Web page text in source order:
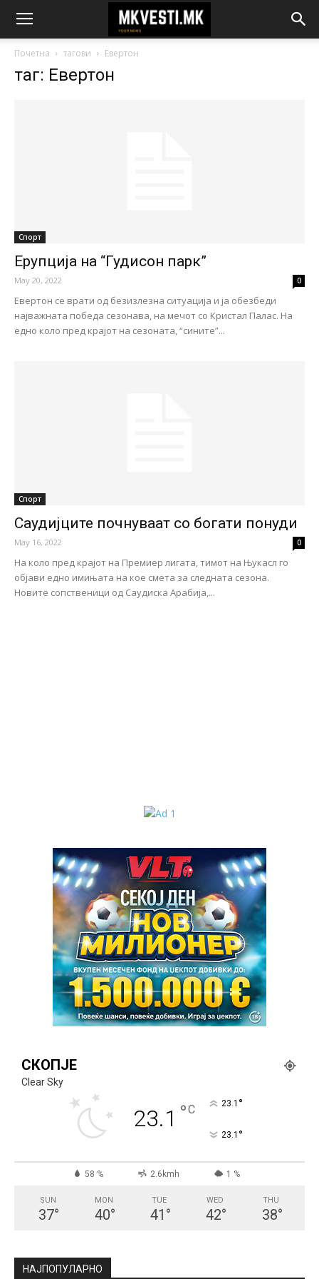
Почетна тагови Евертон
таг: Евертон
Спорт
Ерупција на “Гудисон парк”
May 20, 2022 0
Евертон се врати од безизлезна ситуација и ја обезбеди
најважната победа сезонава, на мечот со Кристал Палас. На
едно коло пред крајот на сезоната, “сините”...
Спорт
Саудијците почнуваат со богати понуди
May 16, 2022 0
На коло пред крајот на Премиер лигата, тимот на Њукасл го
објави едно имињата на кое смета за следната сезона.
Новите сопственици од Саудиска Арабија,...
СКОПЈЕ
Clear Sky
23.1 °C 23.1 °
23.1 °
58 % 2.6kmh 1 %
SUN
37°
MON
40°
TUE
41 °
WED
42°
THU
38°
НАЈПОПУЛАРНО